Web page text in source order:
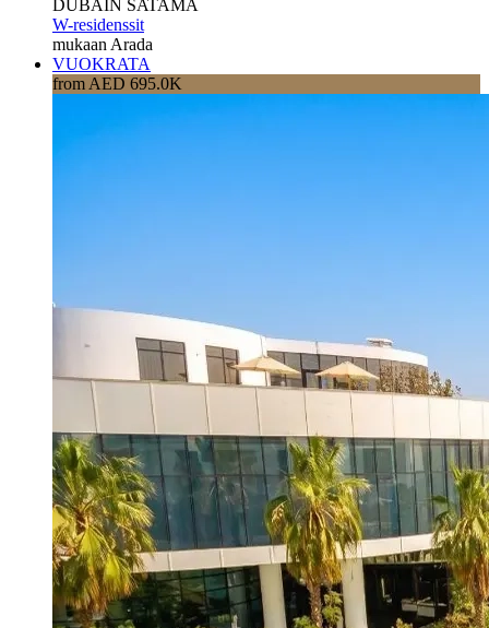
DUBAIN SATAMA
W-residenssit
mukaan Arada
VUOKRATA
from AED 695.0K